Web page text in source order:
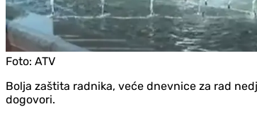
Foto: ATV
Bolja zaštita radnika, veće dnevnice za rad
dogovori.